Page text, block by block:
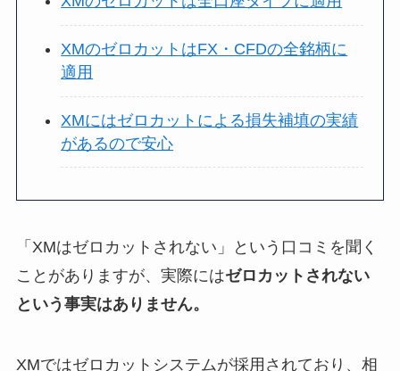
XMのゼロカットはFX・CFDの全銘柄に
適用
XMにはゼロカットによる損失補填の実績
があるので安心
「XMはゼロカットされない」という口コミを聞く
ことがありますが、実際にはゼロカットされない
という事実はありません。
XMではゼロカットシステムが採用されており、相